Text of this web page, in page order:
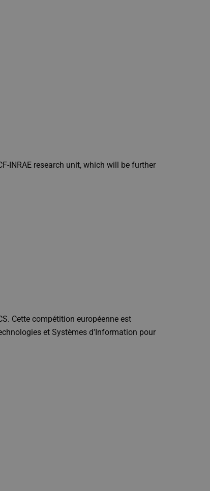
INRAE research unit, which will be further
Cette compétition européenne est
et Systèmes d'Information pour